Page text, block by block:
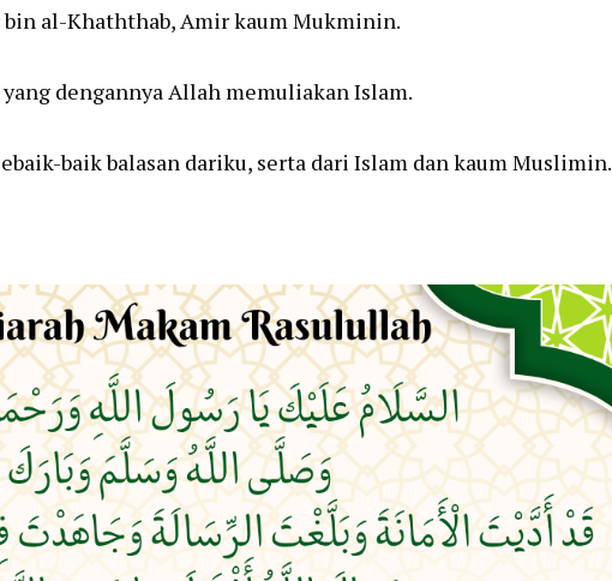
bin al-Khaththab, Amir kaum Mukminin.
dengannya Allah memuliakan Islam.
baik balasan dariku, serta dari Islam dan kaum Muslimin.